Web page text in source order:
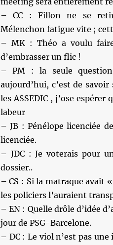
– CC : Fillon ne se
Mélenchon fatigue vite ;
– MK : Théo a voulu
d’embrasser un flic !
– PM : la seule
aujourd’hui, c’est de
les ASSEDIC , j’ose espérer
labeur
– JB : Pénélope licenciée
licenciée.
– JDC : Je voterais pour
dossier..
– CS : Si la matraque avait
les policiers l’auraient
– EN : Quelle drôle d’idée
jour de PSG-Barcelone.
– DC : Le viol n’est pas